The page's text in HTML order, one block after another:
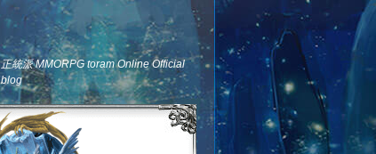
正統派 MMORPG toram Online Official
blog